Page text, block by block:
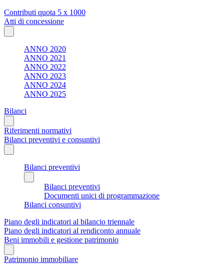
Contributi quota 5 x 1000
Atti di concessione
ANNO 2020
ANNO 2021
ANNO 2022
ANNO 2023
ANNO 2024
ANNO 2025
Bilanci
Riferimenti normativi
Bilanci preventivi e consuntivi
Bilanci preventivi
Bilanci preventivi
Documenti unici di programmazione
Bilanci consuntivi
Piano degli indicatori al bilancio triennale
Piano degli indicatori al rendiconto annuale
Beni immobili e gestione patrimonio
Patrimonio immobiliare